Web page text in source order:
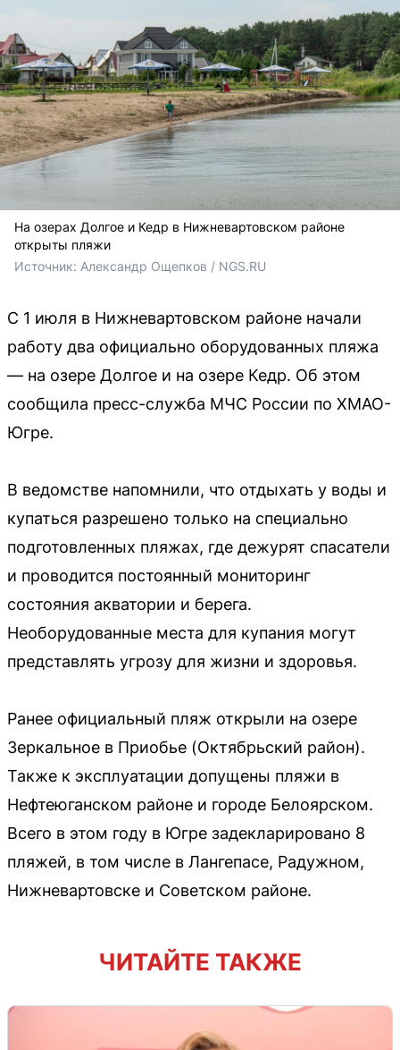
На озерах Долгое и Кедр в Нижневартовском районе
открыты пляжи
Источник: Александр Ощепков / NGS.RU
С 1 июля в Нижневартовском районе начали
работу два официально оборудованных пляжа
— на озере Долгое и на озере Кедр. Об этом
сообщила пресс-служба МЧС России по ХМАО-
Югре.
В ведомстве напомнили, что отдыхать у воды и
купаться разрешено только на специально
подготовленных пляжах, где дежурят спасатели
и проводится постоянный мониторинг
состояния акватории и берега.
Необорудованные места для купания могут
представлять угрозу для жизни и здоровья.
Ранее официальный пляж открыли на озере
Зеркальное в Приобье (Октябрьский район).
Также к эксплуатации допущены пляжи в
Нефтеюганском районе и городе Белоярском.
Всего в этом году в Югре задекларировано 8
пляжей, в том числе в Лангепасе, Радужном,
Нижневартовске и Советском районе.
ЧИТАЙТЕ ТАКЖЕ